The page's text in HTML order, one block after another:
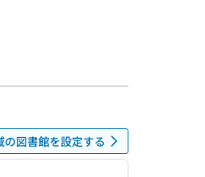
の図書館を設定する